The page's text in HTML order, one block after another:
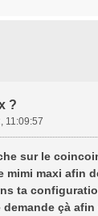
?
11:09:57
sur le
mimi maxi afin
ta
çà